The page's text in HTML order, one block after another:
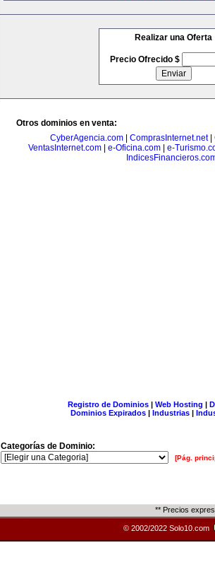
Realizar una Oferta
Precio Ofrecido $
Otros dominios en venta:
CyberAgencia.com| ComprasInternet.net|
VentasInternet.com
e-Oficina.com
e-
Registro de Dominios| Web Hosting |
Dominios Expirados | Industrias |
Categorías de Dominio:
[Pág.
** Precios
© 2002/2022 Solo10.com